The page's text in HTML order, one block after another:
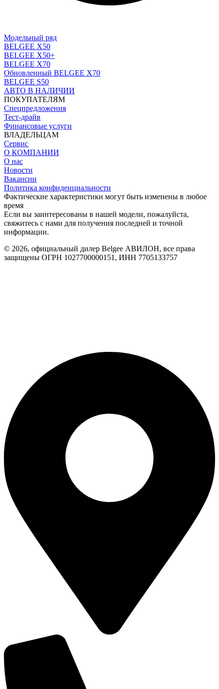
Модельный ряд
BELGEE X50
BELGEE X50+
BELGEE X70
Обновленный BELGEE X70
BELGEE S50
АВТО В НАЛИЧИИ
ПОКУПАТЕЛЯМ
Спецпредложения
Тест-драйв
Финансовые услуги
ВЛАДЕЛЬЦАМ
Сервис
O КОМПАНИИ
О нас
Новости
Вакансии
Политика конфиденциальности
Фактические характеристики могут быть изменены в любое
время
Если вы заинтересованы в нашей модели, пожалуйста,
свяжитесь с нами для получения последней и точной
информации.
© 2026, официальный дилер Belgee АВИЛОН, все права
защищены ОГРН 1027700000151, ИНН 7705133757